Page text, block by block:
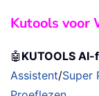
Kutools voor
🤖 KUTOOLS
Assistent/Super